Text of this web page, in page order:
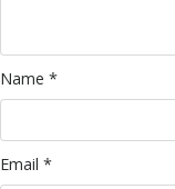
Name *
Email *